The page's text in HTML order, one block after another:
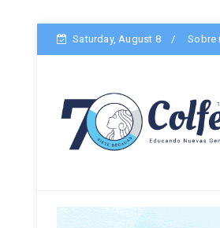
Saturday, August 8 Sobre